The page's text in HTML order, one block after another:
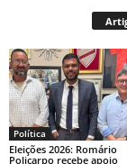
Política
Eleições 2026: Romário
Policarpo recebe apoio